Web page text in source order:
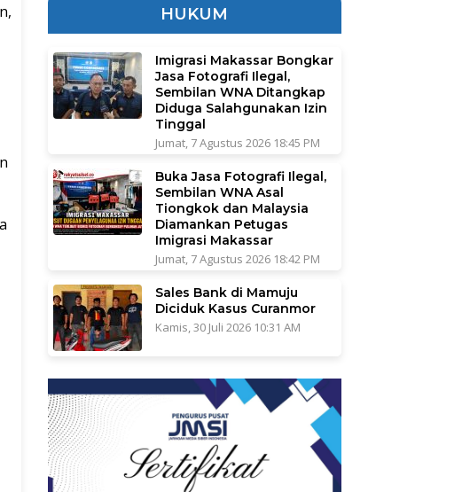
HUKUM
Imigrasi Makassar Bongkar
Jasa Fotografi Ilegal,
Sembilan WNA Ditangkap
Diduga Salahgunakan Izin
Tinggal
Jumat, 7 Agustus 2026 18:45 PM
Buka Jasa Fotografi Ilegal,
Sembilan WNA Asal
Tiongkok dan Malaysia
Diamankan Petugas
Imigrasi Makassar
Jumat, 7 Agustus 2026 18:42 PM
Sales Bank di Mamuju
Diciduk Kasus Curanmor
Kamis, 30 Juli 2026 10:31 AM